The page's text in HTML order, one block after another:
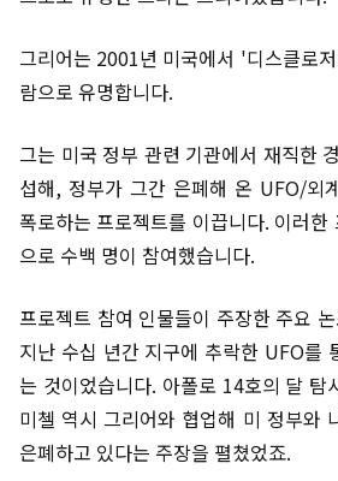
그리어는 2001년 미국에서 '디스클로
람으로 유명합니다.
그는 미국 정부 관련 기관에서 재직한
섭해, 정부가 그간 은폐해 온 UFO/외
폭로하는 프로젝트를 이끕니다. 이러한
으로 수백 명이 참여했습니다.
프로젝트 참여 인물들이 주장한 주요
지난 수십 년간 지구에 추락한 UFO를
는 것이었습니다. 아폴로 14호의 달 탐
미첼 역시 그리어와 협업해 미 정부와
은폐하고 있다는 주장을 펼쳤었죠.